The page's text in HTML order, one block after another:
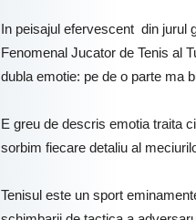
In peisajul efervescent din jurul
Fenomenal Jucator de Tenis al
dubla emotie: pe de o parte ma
E greu de descris emotia traita
sorbim fiecare detaliu al
Tenisul este un sport